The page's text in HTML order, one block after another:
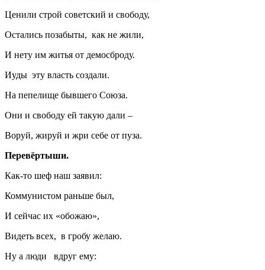
Ценили строй советский и свободу,
Остались позабыты, как не жили,
И нету им житья от демосброду.
Иуды эту власть создали.
На пепелище бывшего Союза.
Они и свободу ей такую дали –
Воруй, жируй и жри себе от пуза.
Перевёртыши.
Как-то шеф наш заявил:
Коммунистом раньше был,
И сейчас их «обожаю»,
Видеть всех, в гробу желаю.
Ну а люди вдруг ему: